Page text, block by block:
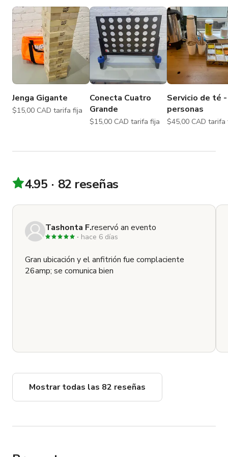
Jenga Gigante
$15,00 CAD tarifa fija
Conecta Cuatro
Grande
$15,00 CAD tarifa fija
Servicio de té
personas
$45,00 CAD
4.95 82 reseñas
Tashonta F.reservó an evento
hace 6 días
Gran ubicación y el anfitrión fue complaciente
26amp; se comunica bien
Mostrar todas las 82 reseñas